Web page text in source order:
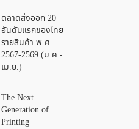
ตลาดส่งออก 20
อันดับแรกของไทย
รายสินค้า พ.ศ.
2567-2569 (ม.ค.-
เม.ย.)
The Next
Generation of
Printing